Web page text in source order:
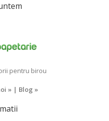
pentru birou
» | Blog »